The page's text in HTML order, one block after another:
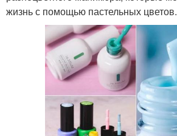
жизнь с помощью пастельных цветов.